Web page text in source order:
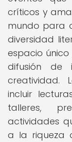
críticos y
mundo para
diversidad
espacio
difusión
creatividad.
incluir
talleres,
actividades
a la riqueza